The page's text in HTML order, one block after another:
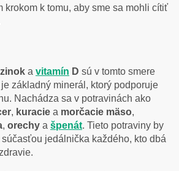
krokom k tomu, aby sme sa mohli cítiť
zinok a vitamín D sú v tomto smere
je základný minerál, ktorý podporuje
Nachádza sa v potravinách ako
, kuracie a morčacie mäso,
, orechy a špenát. Tieto potraviny by
jedálnička každého, kto dbá